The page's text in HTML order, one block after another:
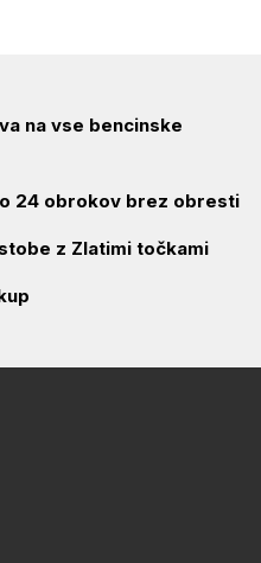
na vse bencinske
24 obrokov brez obresti
z Zlatimi točkami